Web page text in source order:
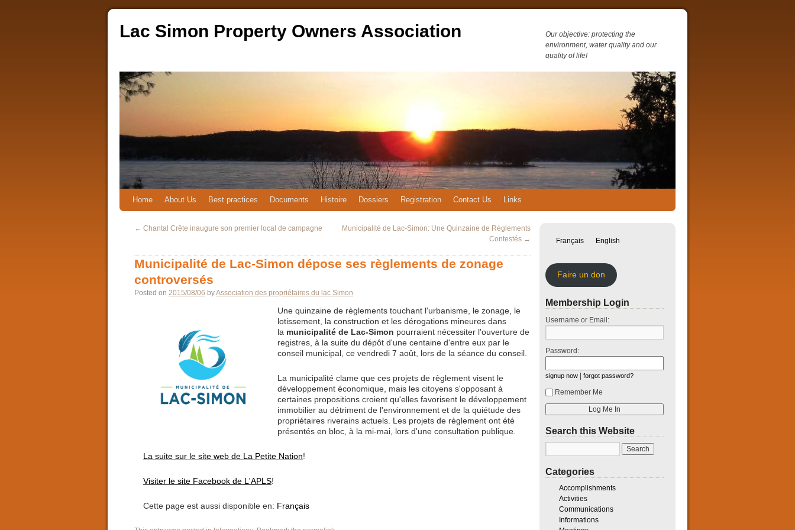
Lac Simon Property Owners Association
Our objective: protecting the
environment, water quality and our
quality of life!
Home About Us Best practices Documents Histoire Dossiers Registration Contact Us Links
← Chantal Crête inaugure son premier local de campagne
Municipalité de Lac-Simon: Une Quinzaine de Règlements
Contestés →
Municipalité de Lac-Simon dépose ses règlements de zonage
controversés
Posted on 2015/08/06 byAssociation des propriétaires du lac Simon
Une quinzaine de règlements touchant l'urbanisme, le zonage, le
lotissement, la construction et les dérogations mineures dans
la municipalité de Lac-Simon pourraient nécessiter l'ouverture de
registres, à la suite du dépôt d'une centaine d'entre eux par le
conseil municipal, ce vendredi 7 août, lors de la séance du conseil.
La municipalité clame que ces projets de règlement visent le
développement économique, mais les citoyens s'opposant à
certaines propositions croient qu'elles favorisent le développement
immobilier au détriment de l'environnement et de la quiétude des
propriétaires riverains actuels. Les projets de règlement ont été
présentés en bloc, à la mi-mai, lors d'une consultation publique.
La suite sur le site web de La Petite Nation!
Visiter le site Facebook de L'APLS!
Cette page est aussi disponible en: Français
Français English
Faire un don
Membership Login
Username or Email:
Password:
signup now | forgot password?
Remember Me
Search this Website
Categories
Accomplishments
Activities
Communications
Informations